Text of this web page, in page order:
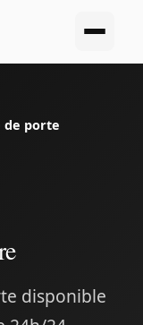
de porte
disponible